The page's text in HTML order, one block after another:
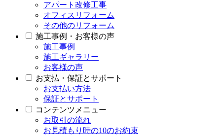
アパート改修工事
オフィスリフォーム
その他のリフォーム
施工事例・お客様の声
施工事例
施工ギャラリー
お客様の声
お支払・保証とサポート
お支払い方法
保証とサポート
コンテンツメニュー
お取引の流れ
お見積もり時の10のお約束